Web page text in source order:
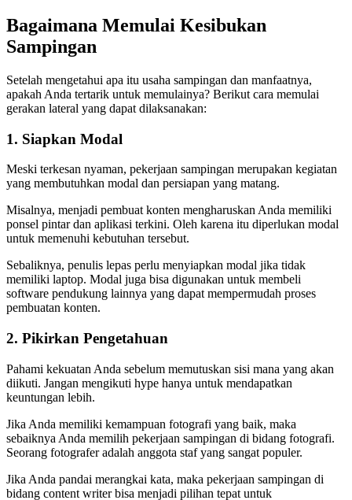
Bagaimana Memulai Kesibukan
Sampingan
Setelah mengetahui apa itu usaha sampingan dan manfaatnya,
apakah Anda tertarik untuk memulainya? Berikut cara memulai
gerakan lateral yang dapat dilaksanakan:
1. Siapkan Modal
Meski terkesan nyaman, pekerjaan sampingan merupakan kegiatan
yang membutuhkan modal dan persiapan yang matang.
Misalnya, menjadi pembuat konten mengharuskan Anda memiliki
ponsel pintar dan aplikasi terkini. Oleh karena itu diperlukan modal
untuk memenuhi kebutuhan tersebut.
Sebaliknya, penulis lepas perlu menyiapkan modal jika tidak
memiliki laptop. Modal juga bisa digunakan untuk membeli
software pendukung lainnya yang dapat mempermudah proses
pembuatan konten.
2. Pikirkan Pengetahuan
Pahami kekuatan Anda sebelum memutuskan sisi mana yang akan
diikuti. Jangan mengikuti hype hanya untuk mendapatkan
keuntungan lebih.
Jika Anda memiliki kemampuan fotografi yang baik, maka
sebaiknya Anda memilih pekerjaan sampingan di bidang fotografi.
Seorang fotografer adalah anggota staf yang sangat populer.
Jika Anda pandai merangkai kata, maka pekerjaan sampingan di
bidang content writer bisa menjadi pilihan tepat untuk